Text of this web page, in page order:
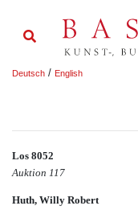
Deutsch / English
Los 8052
Auktion 117
Huth, Willy Robert